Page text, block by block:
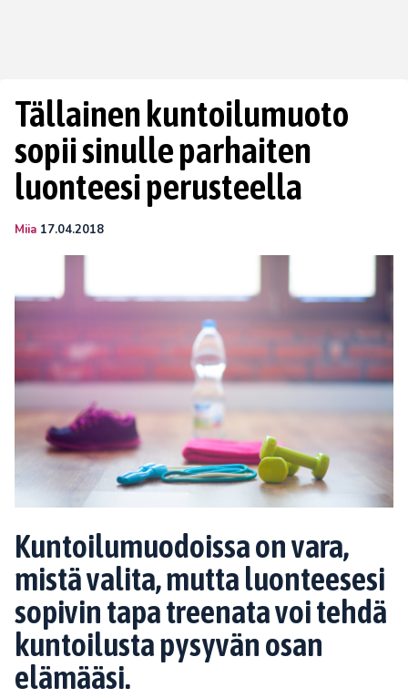
Tällainen kuntoilumuoto
sopii sinulle parhaiten
luonteesi perusteella
Miia 17.04.2018
Kuntoilumuodoissa on vara,
mistä valita, mutta luonteesesi
sopivin tapa treenata voi tehdä
kuntoilusta pysyvän osan
elämääsi.